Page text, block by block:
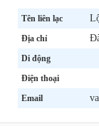
Tên liên lạc
Địa chỉ
Di động
Điện thoại
Email